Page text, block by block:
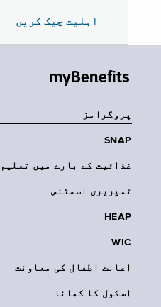
اہلیت چیک کریں
myBenefits
پروگرامز
SNAP
غذائیت کے بارے میں تعلیم
ٹمپریری اسسٹنس
HEAP
WIC
اعانت اطفال کی معاونت
اسکول کا کھانا